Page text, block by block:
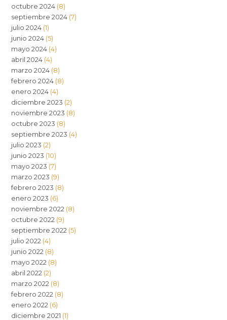
octubre 2024 (8)
septiembre 2024 (7)
julio 2024 (1)
junio 2024 (5)
mayo 2024 (4)
abril 2024 (4)
marzo 2024 (8)
febrero 2024 (8)
enero 2024 (4)
diciembre 2023 (2)
noviembre 2023 (8)
octubre 2023 (8)
septiembre 2023 (4)
julio 2023 (2)
junio 2023 (10)
mayo 2023 (7)
marzo 2023 (9)
febrero 2023 (8)
enero 2023 (6)
noviembre 2022 (8)
octubre 2022 (9)
septiembre 2022 (5)
julio 2022 (4)
junio 2022 (8)
mayo 2022 (8)
abril 2022 (2)
marzo 2022 (8)
febrero 2022 (8)
enero 2022 (6)
diciembre 2021 (1)